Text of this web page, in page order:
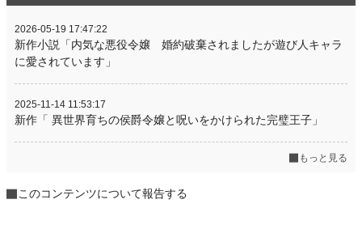
2026-05-19 17:47:22
新作小説「内気な悪役令嬢 婚約破棄されましたが遊び人キャラ
に愛されています」
2025-11-14 11:53:17
新作「 異世界育ちの侯爵令嬢と呪いをかけられた完璧王子」
もっと見る
このコンテンツについて報告する